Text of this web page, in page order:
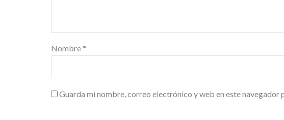
Nombre *
Guarda mi nombre, correo electrónico y web en este navegador